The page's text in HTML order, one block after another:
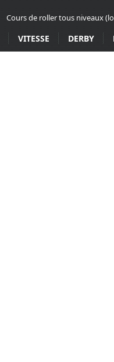
Cours de roller tous niveaux
VITESSE DERBY